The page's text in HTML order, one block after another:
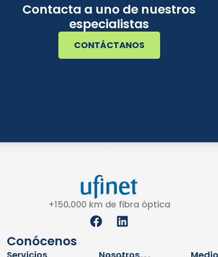
Contacta a uno de nuestros
especialistas
CONTÁCTANOS
+150,000 km de fibra óptica
F
a
e
L
i
k
Conócenos